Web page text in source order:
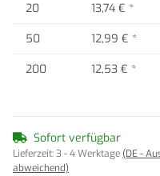
20
13,74 € *
50
12,99 € *
200
12,53 € *
Sofort verfügbar
Lieferzeit:3 - 4 Werktage (DE -
abweichend)